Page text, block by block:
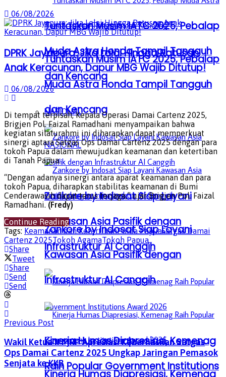
Tuntaskan Musim IATC 2025, Pebalap
Muda Astra Honda Tampil Tangguh
dan Kencang
NASIONAL
Zankore by Indosat Siap Layani
Kawasan Asia Pasifik dengan
Infrastruktur AI Canggih
Kinerja Humas Diapresiasi, Kemenag
Raih Popular Government Institutions
Tuntaskan Musim IATC 2025, Pebalap
Muda Astra Honda Tampil Tangguh
dan Kencang
NASIONAL
Zankore by Indosat Siap Layani
Kawasan Asia Pasifik dengan
Infrastruktur AI Canggih
Kinerja Humas Diapresiasi, Kemenag
06/08/2026
DPRK Jayapura: Jika Lalai Hingga Ratusan
Anak Keracunan, Dapur MBG Wajib Ditutup!
06/08/2026
Di tempat terpisah, Kepala Operasi Damai Cartenz 2025,
Brigjen Pol. Faizal Ramadhani menyampaikan bahwa
kegiatan silaturahmi ini diharapkan dapat memperkuat
sinergi antara Satgas Ops Damai Cartenz 2025 dengan para
tokoh Papua dalam mewujudkan keamanan dan ketertiban
di Tanah Papua.
“Dengan adanya sinergi antara aparat keamanan dan para
tokoh Papua, diharapkan stabilitas keamanan di Bumi
Cenderawasih dapat terus terjaga,” ujar Brigjen Pol. Faizal
Ramadhani. (Fredy)
Continue Reading
Tags: Keamanan dan KetertibanPolda PapuaSatgas Damai
Cartenz 2025Tokoh AgamaTokoh Papua
Share
Tweet
Share
Send
Send
Previous Post
Wakil Ketua II MRP Apresiasi Keberhasilan Satgas
Ops Damai Cartenz 2025 Ungkap Jaringan Pemasok
Senjata ke KKB